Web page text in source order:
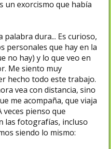
un exorcismo que había
dura... Es curioso,
personales que hay en la
no hay) y lo que veo en
Me siento muy
hecho todo este trabajo.
vea con distancia, sino
me acompaña, que viaja
veces pienso que
las fotografías, incluso
siendo lo mismo: